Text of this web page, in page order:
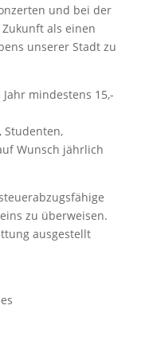
und bei der
als einen
unserer Stadt zu
mindestens 15,-
Studenten,
Wunsch jährlich
zu überweisen.
ausgestellt